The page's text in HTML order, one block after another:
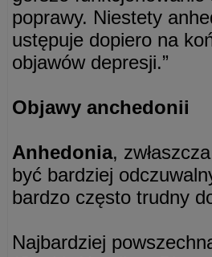
poprawy. Niestety
ustępuje dopiero na
objawów depresji.”
Objawy anchedonii
Anhedonia,
być bardziej
bardzo często trudny
Najbardziej